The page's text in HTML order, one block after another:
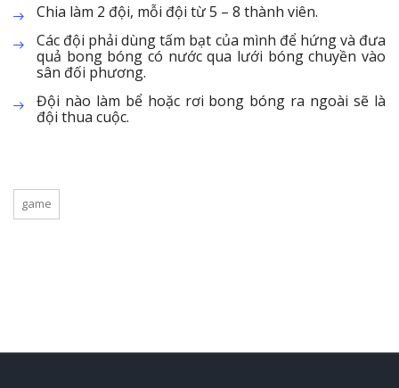
Chia làm 2 đội, mỗi đội từ 5 – 8 thành viên.
Các đội phải dùng tấm bạt của mình để hứng và đưa
quả bong bóng có nước qua lưới bóng chuyền vào
sân đối phương.
Đội nào làm bể hoặc rơi bong bóng ra ngoài sẽ là
đội thua cuộc.
game